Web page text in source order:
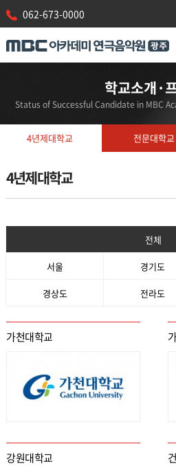
062-673-0000
학교소개·
Status of Successful Candidate in MBC
4년제대학교 전문대학교
4년제대학교
전체
서울 경기도
경상도 전라도
가천대학교
강원대학교